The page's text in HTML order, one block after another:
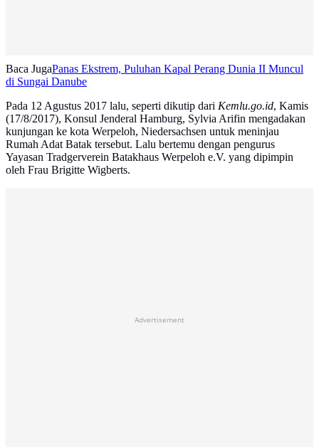
Baca JugaPanas Ekstrem, Puluhan Kapal Perang Dunia II Muncul
di Sungai Danube
Pada 12 Agustus 2017 lalu, seperti dikutip dari Kemlu.go.id, Kamis
(17/8/2017), Konsul Jenderal Hamburg, Sylvia Arifin mengadakan
kunjungan ke kota Werpeloh, Niedersachsen untuk meninjau
Rumah Adat Batak tersebut. Lalu bertemu dengan pengurus
Yayasan Tradgerverein Batakhaus Werpeloh e.V. yang dipimpin
oleh Frau Brigitte Wigberts.
Advertisement